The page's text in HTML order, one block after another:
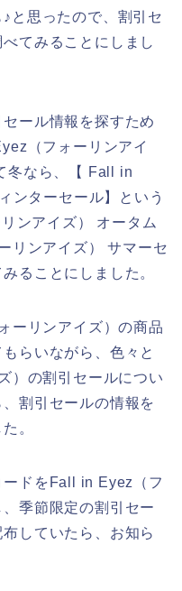
と思ったので、割引セ
てみることにしまし
ール情報を探すため
（フォーリンアイ
冬なら、【 Fall in
ンターセール】という
ンアイズ） オータム
リンアイズ） サマーセ
ることにしました。
ーリンアイズ）の商品
らいながら、色々と
）の割引セールについ
割引セールの情報を
。
ードをFall in Eyez（フ
季節限定の割引セー
していたら、お知ら